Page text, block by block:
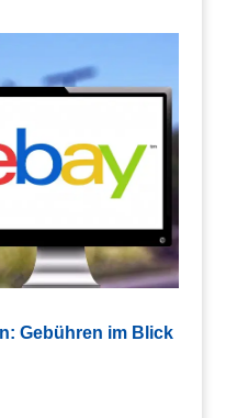
Gebühren im Blick